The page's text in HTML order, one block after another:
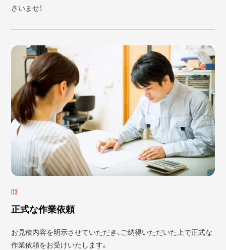
さいませ！
03
正式な作業依頼
お見積内容を明示させていただき、ご納得いただいた上で正式な
作業依頼をお受けいたします。